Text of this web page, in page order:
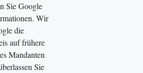
Sie Google
Wir
die
auf frühere
Mandanten
Sie